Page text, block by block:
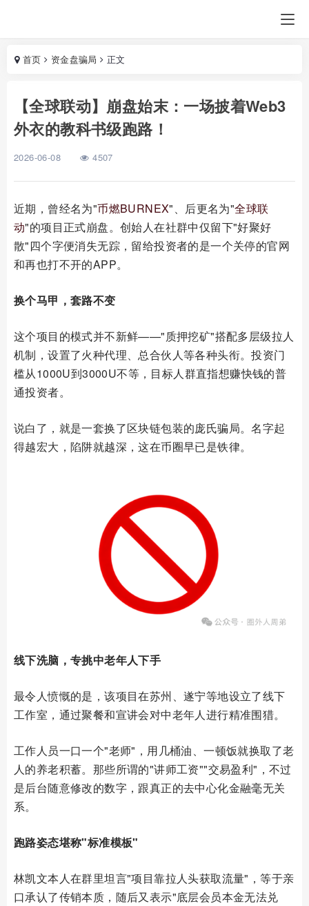
首页 资金盘骗局 正文
【全球联动】崩盘始末：一场披着Web3
外衣的教科书级跑路！
2026-06-08 4507
近期，曾经名为"币燃BURNEX"、后更名为"全球联
动"的项目正式崩盘。创始人在社群中仅留下"好聚好
散"四个字便消失无踪，留给投资者的是一个关停的官网
和再也打不开的APP。
换个马甲，套路不变
这个项目的模式并不新鲜——"质押挖矿"搭配多层级拉人
机制，设置了火种代理、总合伙人等各种头衔。投资门
槛从1000U到3000U不等，目标人群直指想赚快钱的普
通投资者。
说白了，就是一套换了区块链包装的庞氏骗局。名字起
得越宏大，陷阱就越深，这在币圈早已是铁律。
线下洗脑，专挑中老年人下手
最令人愤慨的是，该项目在苏州、遂宁等地设立了线下
工作室，通过聚餐和宣讲会对中老年人进行精准围猎。
工作人员一口一个"老师"，用几桶油、一顿饭就换取了老
人的养老积蓄。那些所谓的"讲师工资""交易盈利"，不过
是后台随意修改的数字，跟真正的去中心化金融毫无关
系。
跑路姿态堪称"标准模板"
林凯文本人在群里坦言"项目靠拉人头获取流量"，等于亲
口承认了传销本质，随后又表示"底层会员本金无法兑